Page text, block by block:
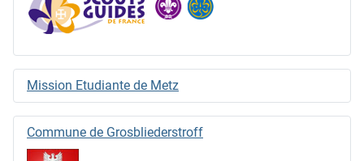
Mission Etudiante de Metz
Commune de Grosbliederstroff